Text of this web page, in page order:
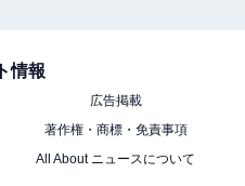
情報
広告掲載
著作権・商標・免責事項
All About ニュースについて